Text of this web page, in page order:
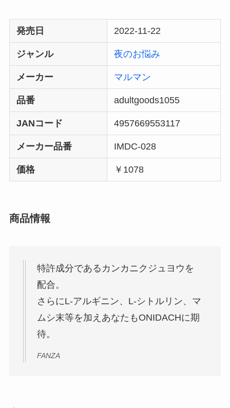
発売日 2022-11-22
ジャンル 夜のお悩み
メーカー マルマン
品番 adultgoods1055
JANコード 4957669553117
メーカー品番 IMDC-028
価格 ￥1078
商品情報
特許成分であるカンカニクジュヨウを
配合。
さらにL-アルギニン、L-シトルリン、マ
ムシ末等を加えあなたもONIDACHに期
待。
FANZA